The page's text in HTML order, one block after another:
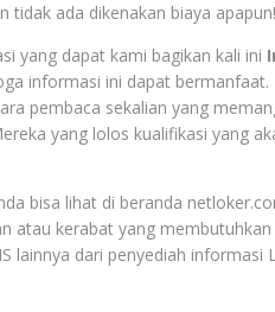
tidak ada dikenakan biaya
yang dapat kami bagikan kali ini
informasi ini dapat
pembaca sekalian yang
yang lolos kualifikasi yang
bisa lihat di beranda
atau kerabat yang
lainnya dari penyediah informasi